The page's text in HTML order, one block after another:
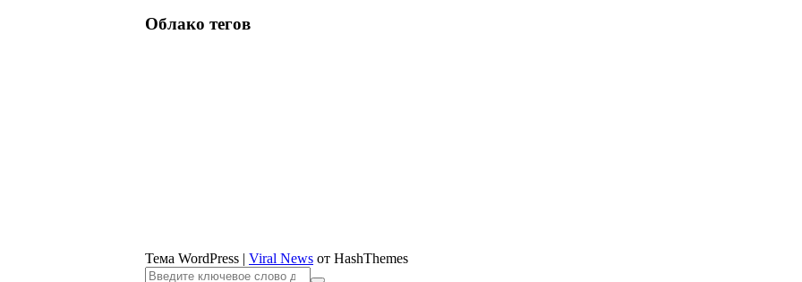
Облако тегов
Тема WordPress | Viral News от HashThemes